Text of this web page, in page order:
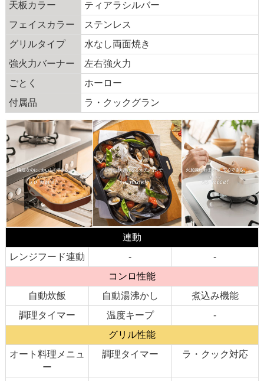
天板カラー
ティアラシルバー
フェイスカラー
ステンレス
グリルタイプ
水なし両面焼き
強火力バーナー
左右強火力
ごとく
ホーロー
付属品
ラ・クックグラン
連動
レンジフード連動
-
-
コンロ性能
自動炊飯
自動湯沸かし
煮込み機能
調理タイマー
温度キープ
-
グリル性能
オート料理メニュ
ー
調理タイマー ラ・クック対応